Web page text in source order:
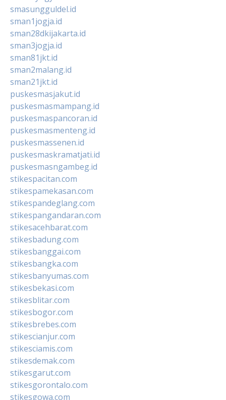
smasungguldel.id
sman1jogja.id
sman28dkijakarta.id
sman3jogja.id
sman81jkt.id
sman2malang.id
sman21jkt.id
puskesmasjakut.id
puskesmasmampang.id
puskesmaspancoran.id
puskesmasmenteng.id
puskesmassenen.id
puskesmaskramatjati.id
puskesmasngambeg.id
stikespacitan.com
stikespamekasan.com
stikespandeglang.com
stikespangandaran.com
stikesacehbarat.com
stikesbadung.com
stikesbanggai.com
stikesbangka.com
stikesbanyumas.com
stikesbekasi.com
stikesblitar.com
stikesbogor.com
stikesbrebes.com
stikescianjur.com
stikesciamis.com
stikesdemak.com
stikesgarut.com
stikesgorontalo.com
stikesgowa.com